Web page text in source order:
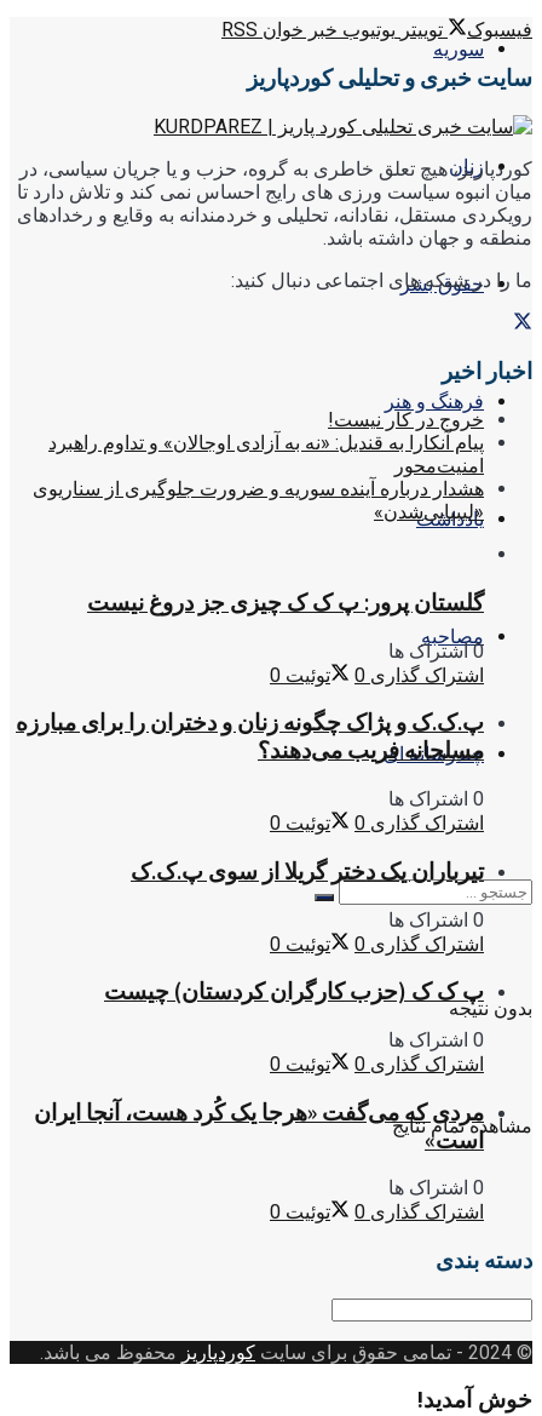
سوریه
زنان
حقوق بشر
فرهنگ و هنر
یادداشت
مصاحبه
چندرسانه ای
بدون نتیجه
مشاهده تمام نتایج
فیسبوک
توییتر یوتیوب خبر خوان RSS
سایت خبری و تحلیلی کوردپاریز
کوردپاریز، هیچ تعلق خاطری به گروه، حزب و یا جریان سیاسی، در
میان انبوه سیاست ورزی های رایج احساس نمی کند و تلاش دارد تا
رویکردی مستقل، نقادانه، تحلیلی و خردمندانه به وقایع و رخدادهای
منطقه و جهان داشته باشد.
ما را در شبکه های اجتماعی دنبال کنید:
اخبار اخیر
خروج در کار نیست!
پیام آنکارا به قندیل: «نه به آزادی اوجالان» و تداوم راهبرد
امنیت‌محور
هشدار درباره آینده سوریه و ضرورت جلوگیری از سناریوی
«لیبیایی‌شدن»
گلستان پرور: پ ک ک چیزی جز دروغ نیست
0 اشتراک ها
اشتراک گذاری 0 توئیت 0
پ.ک.ک و پژاک چگونه زنان و دختران را برای مبارزه
مسلحانه فریب می‌دهند؟
0 اشتراک ها
اشتراک گذاری 0 توئیت 0
تیرباران یک دختر گریلا از سوی پ.ک.ک
0 اشتراک ها
اشتراک گذاری 0 توئیت 0
پ ک ک (حزب کارگران کردستان) چیست
0 اشتراک ها
اشتراک گذاری 0 توئیت 0
مردی که می‌گفت «هرجا یک کُرد هست، آنجا ایران
است»
0 اشتراک ها
اشتراک گذاری 0 توئیت 0
دسته بندی
دسته
© 2024
- تمامی حقوق برای سایت کوردپاریز محفوظ می باشد.
خوش آمدید!